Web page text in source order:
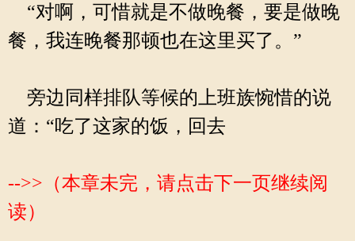
“对啊，可惜就是不做晚餐，要是做晚
餐，我连晚餐那顿也在这里买了。”
旁边同样排队等候的上班族惋惜的说
道：“吃了这家的饭，回去
-->>（本章未完，请点击下一页继续阅
读）